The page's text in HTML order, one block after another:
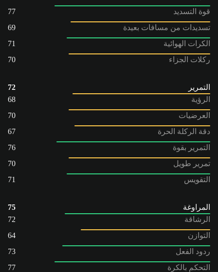
قوة التسديد
77
تسديدات من مسافات بعيدة
69
الكرات الهوائية
71
ركلات الجزاء
70
التمرير
72
الرؤية
68
العرضيات
70
دقة الركلة الحرة
67
التمرير بقوة
76
تمرير طويل
70
التقويس
71
المراوغة
75
الرشاقة
72
التوازن
64
ردود الفعل
73
التحكم بالكرة
77